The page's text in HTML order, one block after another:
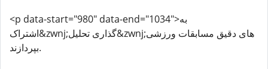
<p data-start="980" data-end="1034">به
اشتراک&zwnj;گذاری تحلیل&zwnj;های دقیق مسابقات ورزشی
بپردازند.